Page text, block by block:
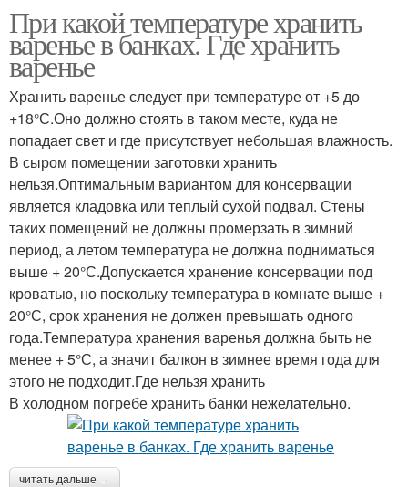
При какой температуре хранить
варенье в банках. Где хранить
варенье
Хранить варенье следует при температуре от +5 до
+18°С.Оно должно стоять в таком месте, куда не
попадает свет и где присутствует небольшая влажность.
В сыром помещении заготовки хранить
нельзя.Оптимальным вариантом для консервации
является кладовка или теплый сухой подвал. Стены
таких помещений не должны промерзать в зимний
период, а летом температура не должна подниматься
выше + 20°С.Допускается хранение консервации под
кроватью, но поскольку температура в комнате выше +
20°С, срок хранения не должен превышать одного
года.Температура хранения варенья должна быть не
менее + 5°С, а значит балкон в зимнее время года для
этого не подходит.Где нельзя хранить
В холодном погребе хранить банки нежелательно.
читать дальше →